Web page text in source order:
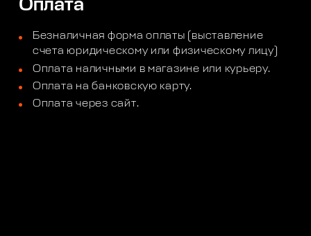
Оплата
Безналичная форма оплаты (выставление
счета юридическому или физическому лицу)
Оплата наличными в магазине или курьеру.
Оплата на банковскую карту.
Оплата через сайт.